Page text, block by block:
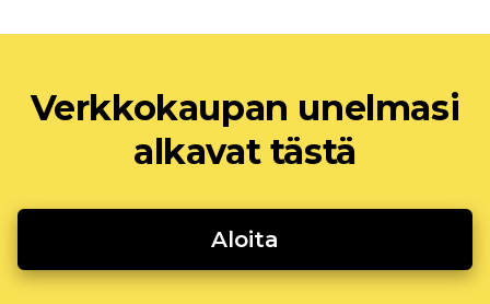
Verkkokaupan unelmasi
alkavat tästä
Aloita